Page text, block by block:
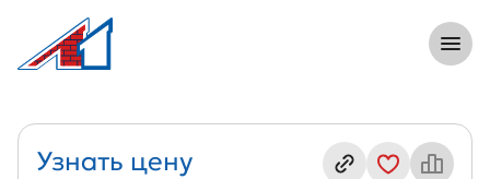
Нежилое помещение, 215 м², ЖК
Информация о квартире
Узнать цену